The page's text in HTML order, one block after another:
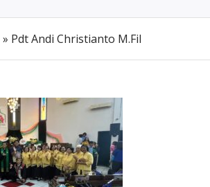
» Pdt Andi Christianto M.Fil